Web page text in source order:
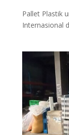
Pallet Plastik
Internasional